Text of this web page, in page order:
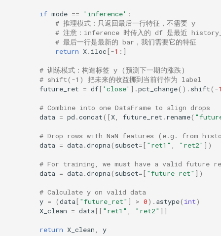
if mode == 'inference' :
# 推理模式：只返回最后一行特征，不需要 y
# 注意：inference 时传入的 df 是最近
# 最后一行是最新的 bar，我们需要它的特征
return X. iloc[-1 :]
# 训练模式：构造标签 y (预测下一期的涨跌)
# shift(-1) 把未来的收益挪到当前行作为 label
future_ret = df[ 'close' ] .pct_change() . shift( -
# Combine into one DataFrame to align drops
data = pd .concat([X future_ret . rename(
# Drop rows with NaN features (e.g. from
data = data .dropna( subset=[ "ret1" "ret2" ])
# For training, we must have a valid future
data = data .dropna( subset=[ "future_ret" ])
# Calculate y on valid data
y = (data[ "future_ret" ] > 0) . astype( int)
X_clean = data[[ "ret1" "ret2" ]]
return X_clean y